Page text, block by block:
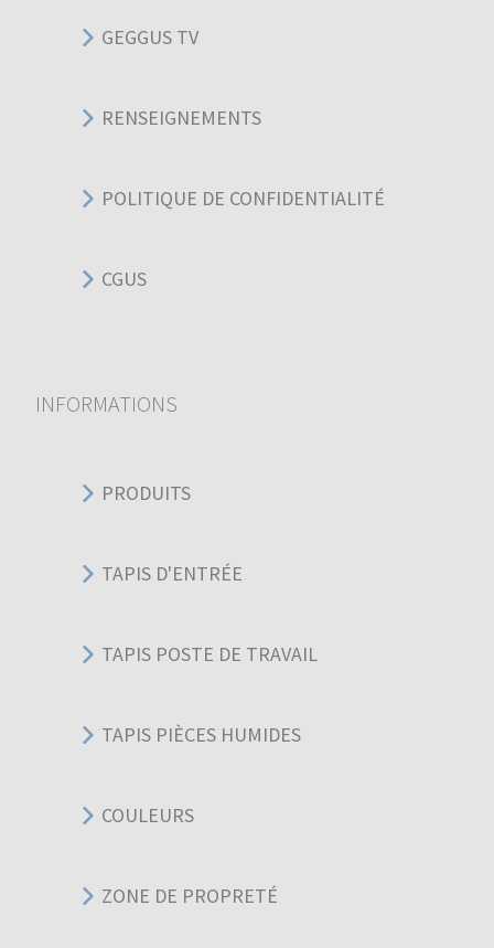
GEGGUS TV
RENSEIGNEMENTS
POLITIQUE DE CONFIDENTIALITÉ
CGUS
INFORMATIONS
PRODUITS
TAPIS D'ENTRÉE
TAPIS POSTE DE TRAVAIL
TAPIS PIÈCES HUMIDES
COULEURS
ZONE DE PROPRETÉ